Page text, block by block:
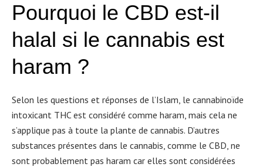
Pourquoi le CBD est-il
halal si le cannabis est
haram ?
Selon les questions et réponses de l’Islam, le cannabinoïde
intoxicant THC est considéré comme haram, mais cela ne
s’applique pas à toute la plante de cannabis. D’autres
substances présentes dans le cannabis, comme le CBD, ne
sont probablement pas haram car elles sont considérées